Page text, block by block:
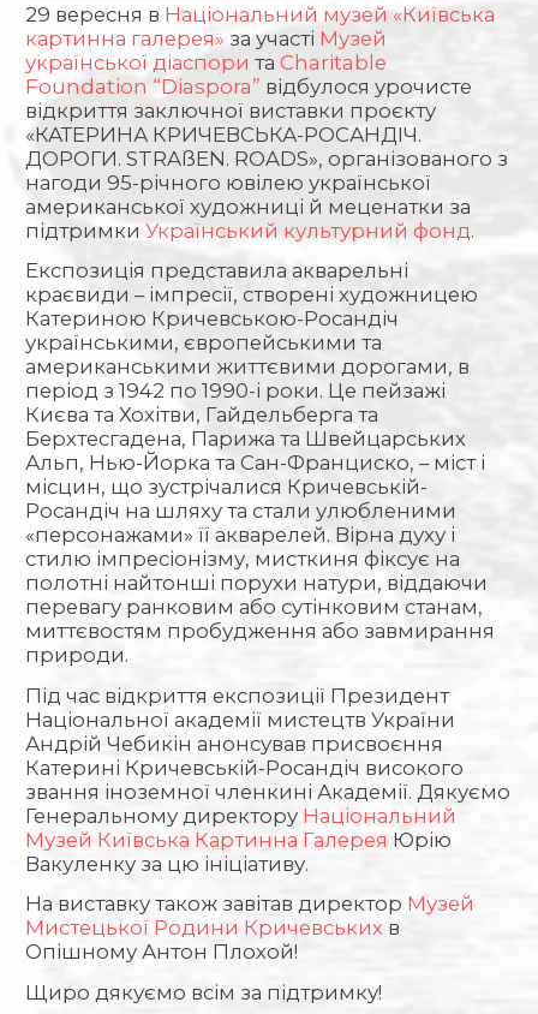
29 вересня в Нацiональний музей «Київська
картинна галерея» за участі Музей
української діаспори та Charitable
Foundation “Diaspora” відбулося урочисте
відкриття заключної виставки проєкту
«КАТЕРИНА КРИЧЕВСЬКА-РОСАНДІЧ.
ДОРОГИ. STRAßEN. ROADS», організованого з
нагоди 95-річного ювілею української
американської художниці й меценатки за
підтримкиУкраїнський культурний фонд.
Експозиція представила акварельні
краєвиди – імпресії, створені художницею
Катериною Кричевською-Росандіч
українськими, європейськими та
американськими життєвими дорогами, в
період з 1942 по 1990-і роки. Це пейзажі
Києва та Хохітви, Гайдельберга та
Берхтесгадена, Парижа та Швейцарських
Альп, Нью-Йорка та Сан-Франциско, – міст і
місцин, що зустрічалися Кричевській-
Росандіч на шляху та стали улюбленими
«персонажами» її акварелей. Вірна духу і
стилю імпресіонізму, мисткиня фіксує на
полотні найтонші порухи натури, віддаючи
перевагу ранковим або сутінковим станам,
миттєвостям пробудження або завмирання
природи.
Під час відкриття експозиції Президент
Національної академії мистецтв України
Андрій Чебикін анонсував присвоєння
Катерині Кричевській-Росандіч високого
звання іноземної членкині Академії. Дякуємо
Генеральному директору Національний
Музей Київська Картинна Галерея Юрію
Вакуленку за цю ініціативу.
На виставку також завітав директор Музей
Мистецької Родини Кричевських в
Опішному Антон Плохой!
Щиро дякуємо всім за підтримку!